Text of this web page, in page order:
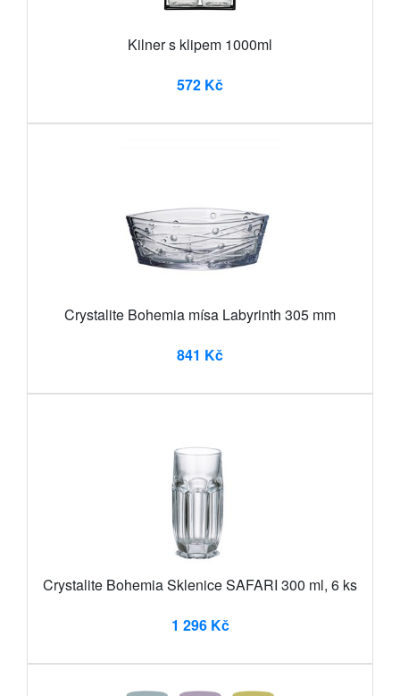
Kilner s klipem 1000ml
572 Kč
Crystalite Bohemia mísa Labyrinth 305 mm
841 Kč
Crystalite Bohemia Sklenice SAFARI 300 ml, 6 ks
1 296 Kč